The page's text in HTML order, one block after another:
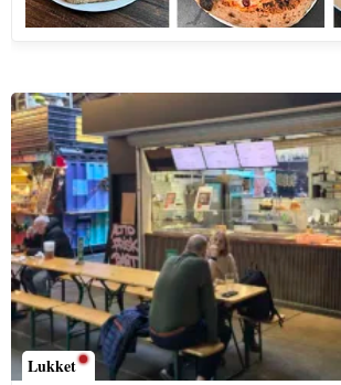
Lukket